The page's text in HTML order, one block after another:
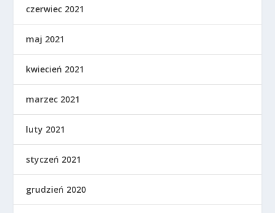
czerwiec 2021
maj 2021
kwiecień 2021
marzec 2021
luty 2021
styczeń 2021
grudzień 2020